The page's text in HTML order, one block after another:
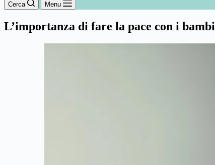
Cerca Menu
L’importanza di fare la pace con i